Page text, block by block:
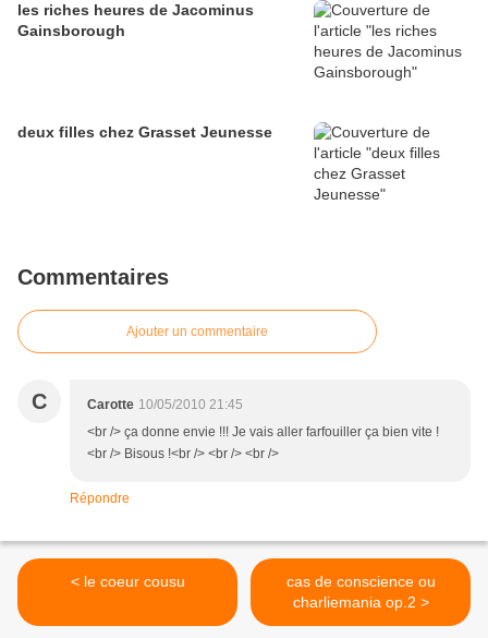
les riches heures de Jacominus
Gainsborough
deux filles chez Grasset Jeunesse
Commentaires
Ajouter un commentaire
C Carotte 10/05/2010 21:45
<br /> ça donne envie !!! Je vais aller farfouiller ça bien vite !
<br /> Bisous !<br /> <br /> <br />
Répondre
< le coeur cousu
cas de conscience ou
charliemania op.2 >